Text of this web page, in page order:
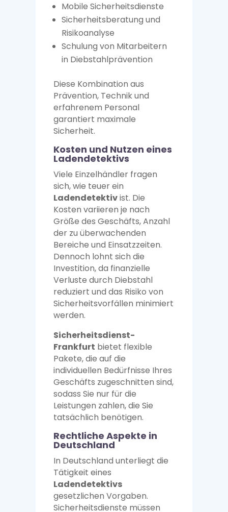
Mobile Sicherheitsdienste
Sicherheitsberatung und
Risikoanalyse
Schulung von Mitarbeitern
in Diebstahlprävention
Diese Kombination aus
Prävention, Technik und
erfahrenem Personal
garantiert maximale
Sicherheit.
Kosten und Nutzen eines
Ladendetektivs
Viele Einzelhändler fragen
sich, wie teuer ein
Ladendetektivist. Die
Kosten variieren je nach
Größe des Geschäfts, Anzahl
der zu überwachenden
Bereiche und Einsatzzeiten.
Dennoch lohnt sich die
Investition, da finanzielle
Verluste durch Diebstahl
reduziert und das Risiko von
Sicherheitsvorfällen minimiert
werden.
Sicherheitsdienst-
Frankfurt bietet flexible
Pakete, die auf die
individuellen Bedürfnisse Ihres
Geschäfts zugeschnitten sind,
sodass Sie nur für die
Leistungen zahlen, die Sie
tatsächlich benötigen.
Rechtliche Aspekte in
Deutschland
In Deutschland unterliegt die
Tätigkeit eines
Ladendetektivs
gesetzlichen Vorgaben.
Sicherheitsdienste müssen